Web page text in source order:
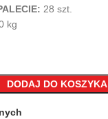
28 szt.
kg
DODAJ DO KOSZYKA